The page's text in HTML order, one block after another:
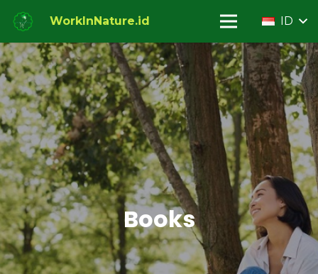
WorkInNature.id ID
Books